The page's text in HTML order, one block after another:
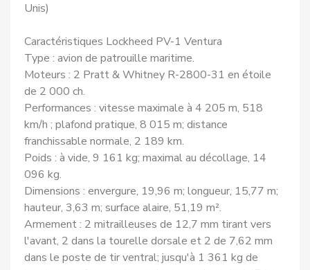
Unis)
Caractéristiques Lockheed PV-1 Ventura
Type : avion de patrouille maritime.
Moteurs : 2 Pratt & Whitney R-2800-31 en étoile
de 2 000 ch.
Performances : vitesse maximale à 4 205 m, 518
km/h ; plafond pratique, 8 015 m; distance
franchissable normale, 2 189 km.
Poids : à vide, 9 161 kg; maximal au décollage, 14
096 kg.
Dimensions : envergure, 19,96 m; longueur, 15,77 m;
hauteur, 3,63 m; surface alaire, 51,19 m².
Armement : 2 mitrailleuses de 12,7 mm tirant vers
l'avant, 2 dans la tourelle dorsale et 2 de 7,62 mm
dans le poste de tir ventral; jusqu'à 1 361 kg de